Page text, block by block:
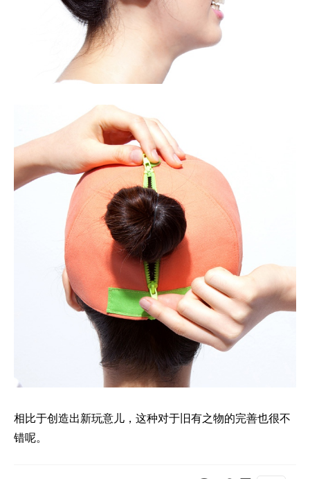
相比于创造出新玩意儿，这种对于旧有之物的完善也很不
错呢。